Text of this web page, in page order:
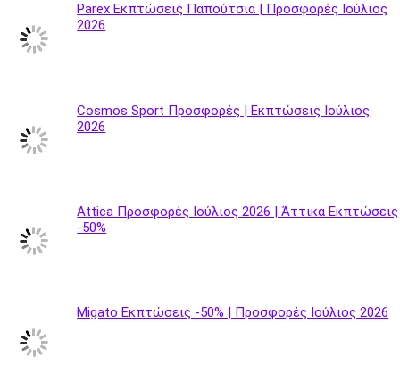
Parex Εκπτώσεις Παπούτσια | Προσφορές Ιούλιος
2026
Cosmos Sport Προσφορές | Εκπτώσεις Ιούλιος
2026
Attica Προσφορές Ιούλιος 2026 | Άττικα Εκπτώσεις
-50%
Migato Εκπτώσεις -50% | Προσφορές Ιούλιος 2026